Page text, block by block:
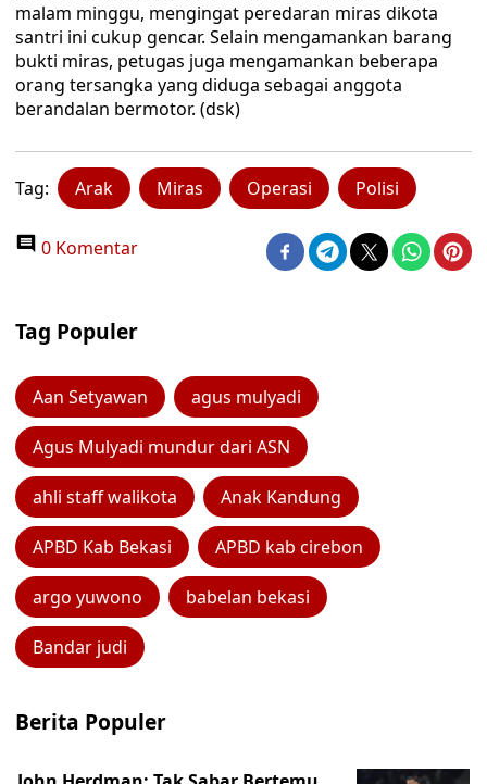
malam minggu, mengingat peredaran miras dikota
santri ini cukup gencar. Selain mengamankan barang
bukti miras, petugas juga mengamankan beberapa
orang tersangka yang diduga sebagai anggota
berandalan bermotor. (dsk)
Tag: Arak Miras Operasi Polisi
0 Komentar
Tag Populer
Aan Setyawan agus mulyadi
Agus Mulyadi mundur dari ASN
ahli staff walikota Anak Kandung
APBD Kab Bekasi APBD kab cirebon
argo yuwono babelan bekasi
Bandar judi
Berita Populer